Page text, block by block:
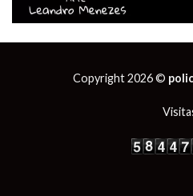
Copyright 2026 ©